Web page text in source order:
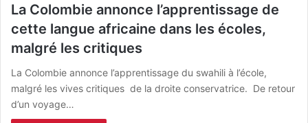
La Colombie annonce l’apprentissage de
cette langue africaine dans les écoles,
malgré les critiques
La Colombie annonce l’apprentissage du swahili à l’école,
malgré les vives critiques de la droite conservatrice. De retour
d’un voyage…